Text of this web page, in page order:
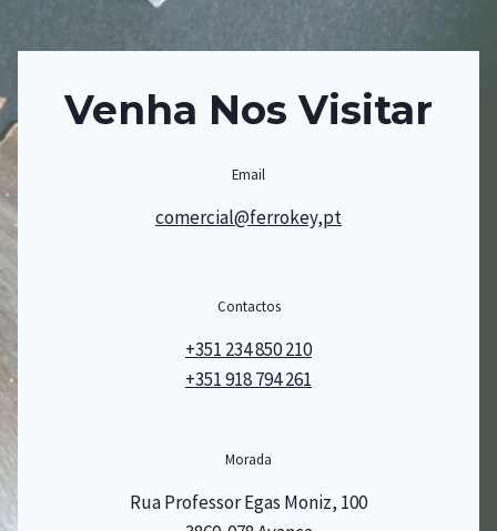
Venha Nos Visitar
Email
comercial@ferrokey,pt
Contactos
+351 234 850 210
+351 918 794 261
Morada
Rua Professor Egas Moniz, 100